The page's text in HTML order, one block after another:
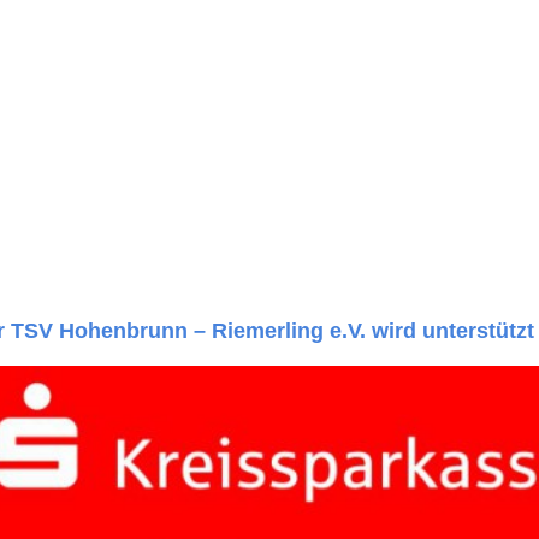
TSV Hohenbrunn – Riemerling e.V. wird